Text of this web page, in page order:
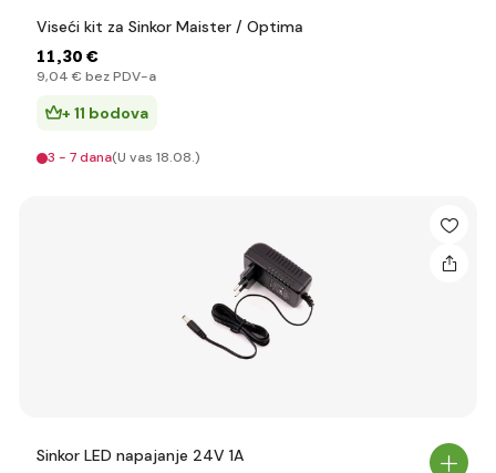
Viseći kit za Sinkor Maister / Optima
11,30 €
9,04 € bez PDV-a
+ 11 bodova
3 - 7 dana(U vas 18.08.)
Sinkor LED napajanje 24V 1A